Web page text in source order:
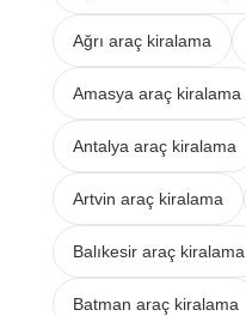
Ağrı araç kiralama
Amasya araç kiralama
Antalya araç kiralama
Artvin araç kiralama
Balıkesir araç kiralama
Batman araç kiralama